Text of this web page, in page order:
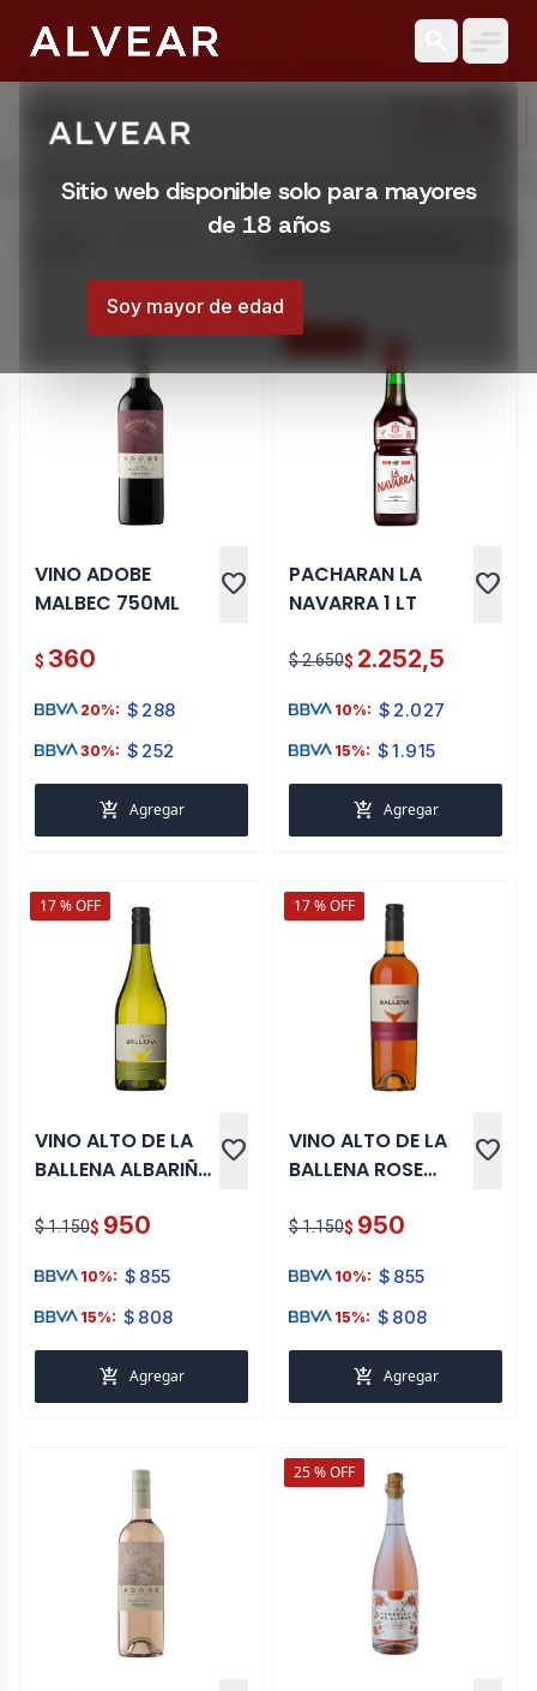
Sitio web disponible solo para mayores
de 18 años
Soy mayor de edad
Buscar
Bebidas en Montevideo | Licorería Alvear
Encontrá Bebidas en Montevideo, Uruguay. Variedad,
/tienda/bebidas
VINO ADOBE
MALBEC 750ML
favorite
$ 360
20%: $ 288
30%: $ 252
add_shopping_cart Agregar
15 % OFF
PACHARAN LA
NAVARRA 1 LT
favorite
$ 2.650$ 2.252,5
10%: $ 2.027
15%: $1.915
add_shopping_cart Agregar
17 % OFF
VINO ALTO DE LA
BALLENA ALBARIÑO
favorite
$ 1.150$ 950
10%: $ 855
15%: $ 808
add_shopping_cart Agregar
17 % OFF
VINO ALTO DE LA
BALLENA ROSE
favorite
$ 1.150$ 950
10%: $ 855
15%: $ 808
add_shopping_cart Agregar
25 % OFF